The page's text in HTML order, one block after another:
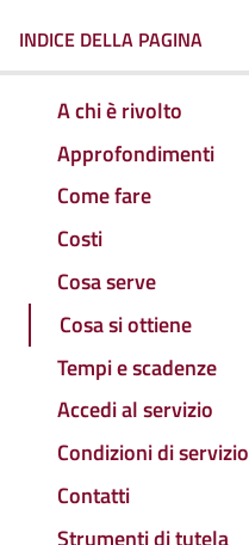
INDICE DELLA PAGINA
A chi è rivolto
Approfondimenti
Come fare
Costi
Cosa serve
Cosa si ottiene
Tempi e scadenze
Accedi al servizio
Condizioni di servizio
Contatti
Strumenti di tutela